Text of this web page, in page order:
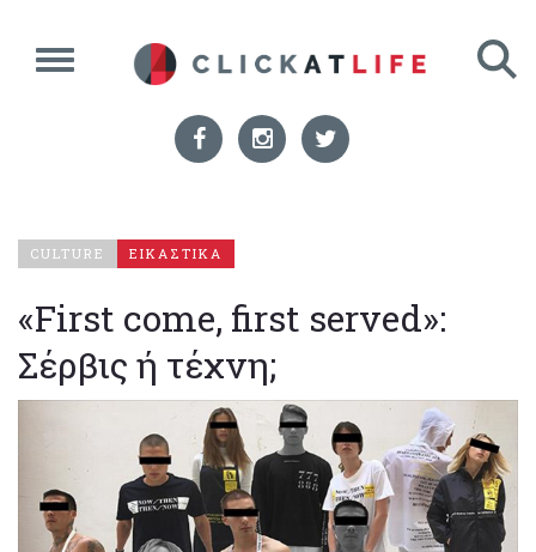
CULTURE ΕΙΚΑΣΤΙΚΑ
«First come, first served»:
Σέρβις ή τέχνη;